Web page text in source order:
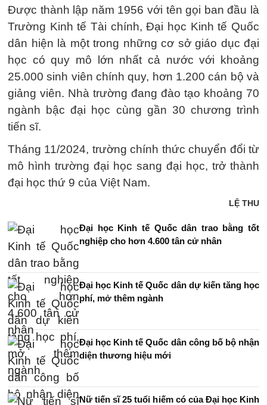
Được thành lập năm 1956 với tên gọi ban đầu là
Trường Kinh tế Tài chính, Đại học Kinh tế Quốc
dân hiện là một trong những cơ sở giáo dục đại
học có quy mô lớn nhất cả nước với khoảng
25.000 sinh viên chính quy, hơn 1.200 cán bộ và
giảng viên. Nhà trường đang đào tạo khoảng 70
ngành bậc đại học cùng gần 30 chương trình
tiến sĩ.
Tháng 11/2024, trường chính thức chuyển đổi từ
mô hình trường đại học sang đại học, trở thành
đại học thứ 9 của Việt Nam.
LỆ THU
Đại học Kinh tế Quốc dân trao bằng tốt
nghiệp cho hơn 4.600 tân cử nhân
Đại học Kinh tế Quốc dân dự kiến tăng học
phí, mở thêm ngành
Đại học Kinh tế Quốc dân công bố bộ nhận
diện thương hiệu mới
Nữ tiến sĩ 25 tuổi hiếm có của Đại học Kinh